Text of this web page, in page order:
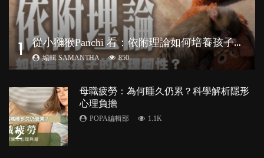
1 從
小獼猴Panchi 看：依附理論如何培養孩子心理韌性？
編輯 SAMANTHA 850
2
母職疲勞：為何睡久仍累？科學解析隱形
心理負擔
POPA編輯部 1.1K